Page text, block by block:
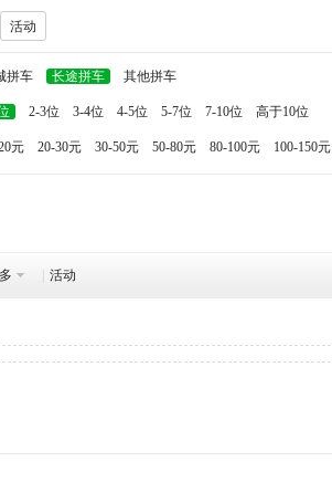
活动
拼车 长途拼车 其他拼车
2-3位 3-4位 4-5位 5-7位 7-10位 高于10位
元 20-30元 30-50元 50-80元 80-100元 100-150元
活动